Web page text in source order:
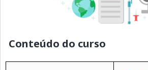
Conteúdo do curso